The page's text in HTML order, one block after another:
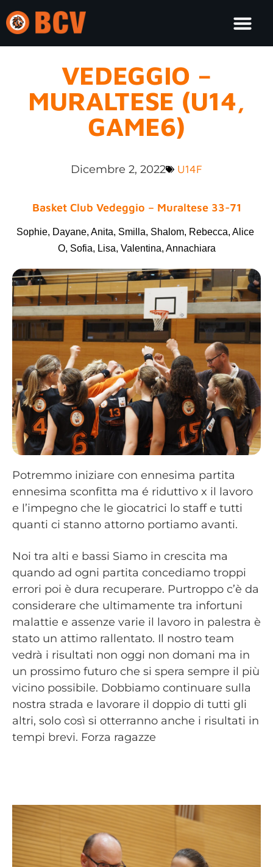
VEDEGGIO –
MURALTESE (U14,
GAME6)
Dicembre 2, 2022 U14F
Basket Club Vedeggio – Muraltese 33-71
Sophie, Dayane, Anita, Smilla, Shalom, Rebecca, Alice
O, Sofia, Lisa, Valentina, Annachiara
Potremmo iniziare con ennesima partita
ennesima sconfitta ma é riduttivo x il lavoro
e l’impegno che le giocatrici lo staff e tutti
quanti ci stanno attorno portiamo avanti.
Noi tra alti e bassi Siamo in crescita ma
quando ad ogni partita concediamo troppi
errori poi è dura recuperare. Purtroppo c’è da
considerare che ultimamente tra infortuni
malattie e assenze varie il lavoro in palestra è
stato un attimo rallentato. Il nostro team
vedrà i risultati non oggi non domani ma in
un prossimo futuro che si spera sempre il più
vicino possibile. Dobbiamo continuare sulla
nostra strada e lavorare il doppio di tutti gli
altri, solo così si otterranno anche i risultati in
tempi brevi. Forza ragazze